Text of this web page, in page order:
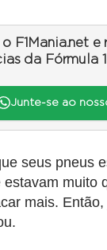
F1Mania.net
da Fórmula
Junte-se ao
seus pneus
estavam muito
mais.